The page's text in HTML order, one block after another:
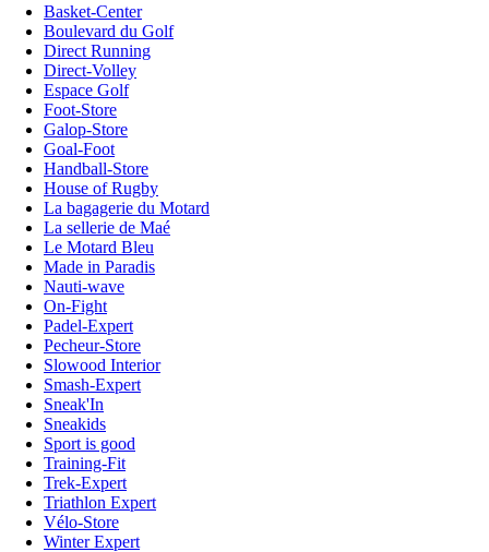
Basket-Center
Boulevard du Golf
Direct Running
Direct-Volley
Espace Golf
Foot-Store
Galop-Store
Goal-Foot
Handball-Store
House of Rugby
La bagagerie du Motard
La sellerie de Maé
Le Motard Bleu
Made in Paradis
Nauti-wave
On-Fight
Padel-Expert
Pecheur-Store
Slowood Interior
Smash-Expert
Sneak'In
Sneakids
Sport is good
Training-Fit
Trek-Expert
Triathlon Expert
Vélo-Store
Winter Expert